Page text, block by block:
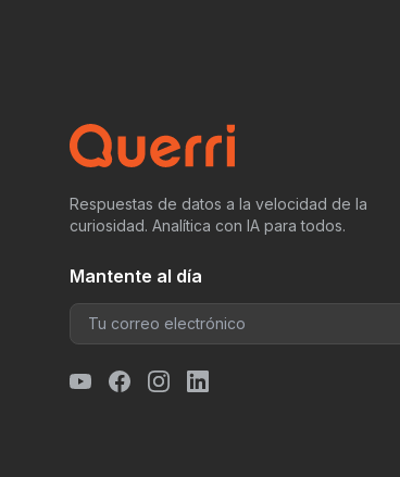
Respuestas de datos a la velocidad de la
curiosidad. Analítica con IA para todos.
Mantente al día